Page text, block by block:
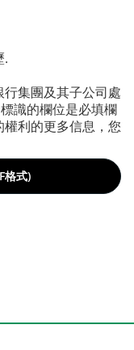
.
集團及其子公司處
識的欄位是必填欄
利的更多信息，您
格式)